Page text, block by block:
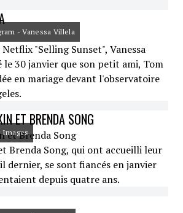
- Vanessa Villela
"Selling Sunset", Vanessa
le 30 janvier que son petit ami, Tom
en mariage devant l'observatoire
ET BRENDA SONG
Images
Brenda Song, qui ont accueilli leur
dernier, se sont fiancés en janvier
depuis quatre ans.